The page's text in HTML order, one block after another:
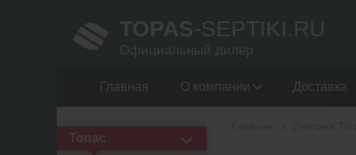
TOPAS-SEPTIKI.RU
Официальный дилер
Главная О компании Доставка
Топас